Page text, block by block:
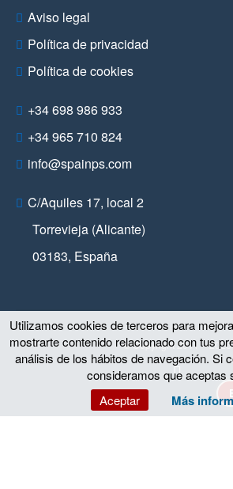
Aviso legal
Política de privacidad
Política de cookies
+34 698 986 933
+34 965 710 824
info@spainps.com
C/Aquiles 17, local 2
Torrevieja (Alicante)
03183, España
© Copyright 2011 – 2026
Utilizamos cookies de terceros para
mostrarte contenido relacionado con tus
análisis de los hábitos de navegación. Si
consideramos que aceptas
Aceptar
Más